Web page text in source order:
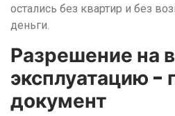
остались без квартир и без
деньги.
Разрешение на
эксплуатацию -
документ